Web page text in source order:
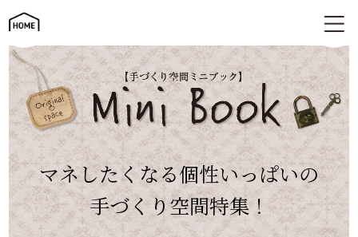
家づくりに役立つミニ冊子プレゼント
マネしたくなる個性いっぱいの
手づくり空間特集！